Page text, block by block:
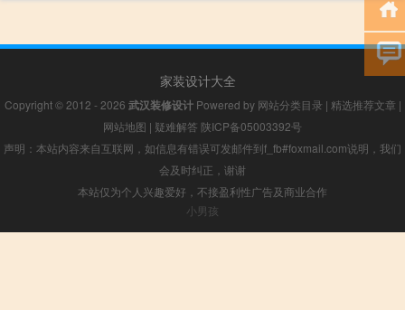
家装设计大全
Copyright © 2012 - 2026 武汉装修设计Powered by 网站分类目录 | 精选推荐文章 |
网站地图 | 疑难解答 陕ICP备05003392号
声明：本站内容来自互联网，如信息有错误可发邮件到f_fb#foxmail.com说明，我们
会及时纠正，谢谢
本站仅为个人兴趣爱好，不接盈利性广告及商业合作
小男孩